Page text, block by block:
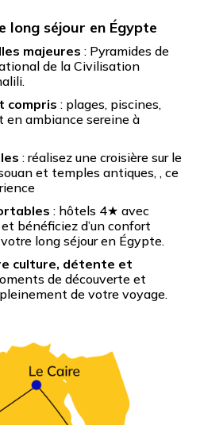
séjour en Égypte
majeures : Pyramides de
de la Civilisation
compris : plages, piscines,
ambiance sereine à
: réalisez une croisière sur le
et temples antiques, , ce
: hôtels 4★ avec
bénéficiez d’un confort
long séjour en Égypte.
culture, détente et
de découverte et
de votre voyage.